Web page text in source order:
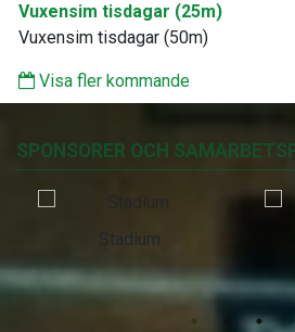
Vuxensim tisdagar (25m)
Vuxensim tisdagar (50m)
Visa fler kommande
SPONSORER OCH
Stadium